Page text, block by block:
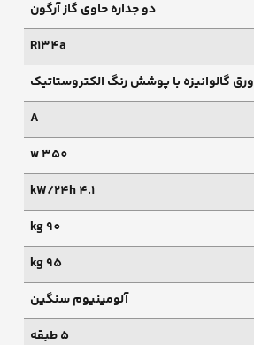
دو جداره حاوی گاز آرگون
R134a
ورق گالوانیزه با پوشش رنگ الکتروستاتیک
A
350 w
4.1 kW/24h
90 kg
95 kg
آلومینیوم سنگین
5 طبقه